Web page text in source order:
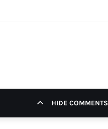
HIDE COMMENTS